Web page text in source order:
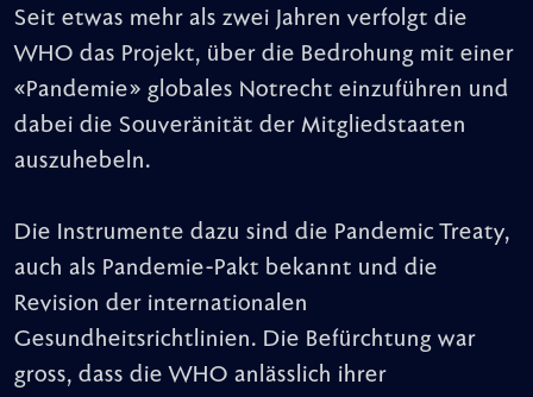
Seit etwas mehr als zwei Jahren verfolgt die
WHO das Projekt, über die Bedrohung mit einer
«Pandemie» globales Notrecht einzuführen und
dabei die Souveränität der Mitgliedstaaten
auszuhebeln.
Die Instrumente dazu sind die Pandemic Treaty,
auch als Pandemie-Pakt bekannt und die
Revision der internationalen
Gesundheitsrichtlinien. Die Befürchtung war
gross, dass die WHO anlässlich ihrer